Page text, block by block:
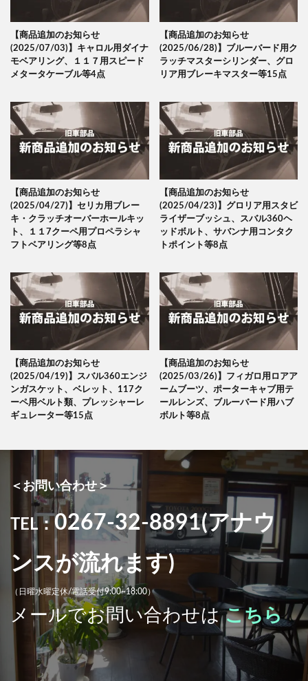
【商品追加のお知らせ
(2025/07/03)】キャロル用ダイナ
モベアリング、１１７用スピード
メタータケーブル等4点
【商品追加のお知らせ
(2025/06/28)】ブルーバード用ク
ラッチマスターシリンダー、グロ
リア用ブレーキマスター等15点
【商品追加のお知らせ
(2025/04/27)】セリカ用ブレー
キ・クラッチオーバーホールキッ
ト、１１7クーペ用プロペラシャ
フトベアリング等8点
【商品追加のお知らせ
(2025/04/23)】グロリア用スタビ
ライザーブッシュ、スバル360ヘ
ッドボルト、サバンナ用コンタク
トポイント等8点
【商品追加のお知らせ
(2025/04/19)】スバル360エンジ
ンガスケット、ベレット、117ク
ーペ用ベルト類、プレッシャーレ
ギュレーター等15点
【商品追加のお知らせ
(2025/03/26)】フィガロ用ロアア
ームブーツ、ポーターキャブ用テ
ールレンズ、ブルーバード用ハブ
ボルト等8点
＜お問い合わせ＞
TEL： 0267-32-8891(アナウ
ンスが流れます)
（日曜水曜定休/電話受付9:00~18:00）
メールでお問い合わせはこちら